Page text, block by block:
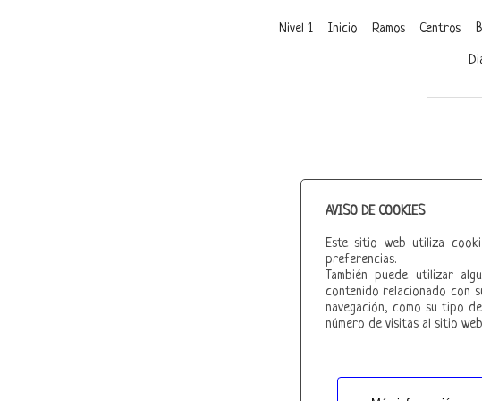
AVISO DE COOKIES
Este sitio web utiliza
preferencias.
También puede utilizar
contenido relacionado con
navegación, como su tipo
número de visitas al sitio
Nivel 1 Inicio Ramos Centros